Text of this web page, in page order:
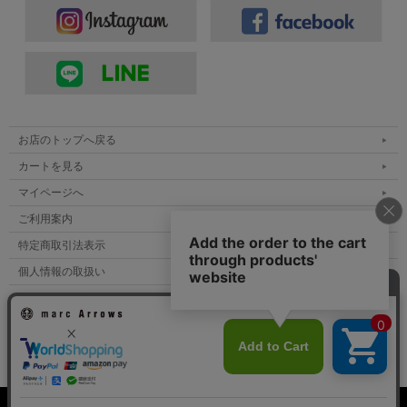
■インナー：MANUAL ALPHABET マニュアルアルファベット
ストライプバンドカラーシャツ
■ボトムス：Soglia ソリア センタープレス イージーパンツ
■シューズ： An Irrational Element アンイレーショナルエレメン
お店のトップへ戻る
カートを見る
マイページへ
ご利用案内
特定商取引法表示
個人情報の取扱い
サイトマップ
メルマガ登録
お問い合わせ